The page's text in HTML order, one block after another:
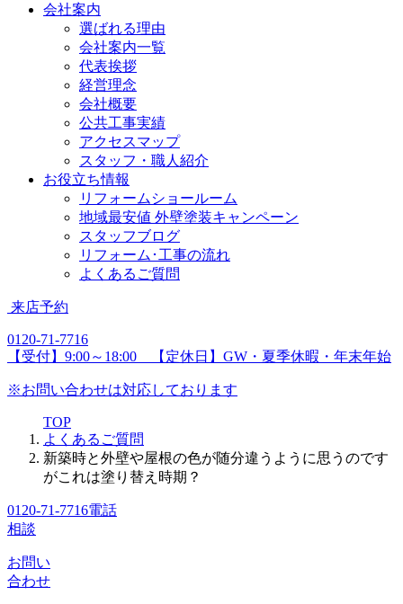
会社案内
選ばれる理由
会社案内一覧
代表挨拶
経営理念
会社概要
公共工事実績
アクセスマップ
スタッフ・職人紹介
お役立ち情報
リフォームショールーム
地域最安値 外壁塗装キャンペーン
スタッフブログ
リフォーム･工事の流れ
よくあるご質問
来店予約
0120-71-7716
【受付】9:00～18:00 【定休日】GW・夏季休暇・年末年始
※お問い合わせは対応しております
TOP
よくあるご質問
新築時と外壁や屋根の色が随分違うように思うのです
がこれは塗り替え時期？
0120-71-7716電話
相談
お問い
合わせ